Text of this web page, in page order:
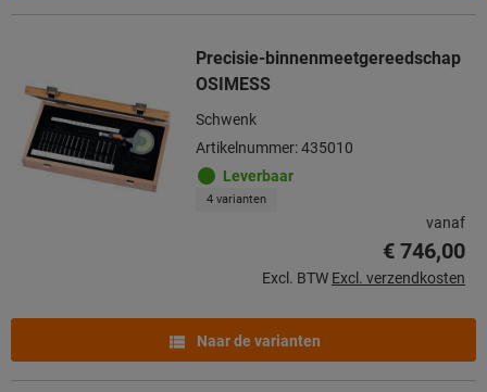
Precisie-binnenmeetgereedschap
OSIMESS
Schwenk
Artikelnummer: 435010
Leverbaar
4 varianten
vanaf
€ 746,00
Excl. BTW Excl. verzendkosten
Naar de varianten